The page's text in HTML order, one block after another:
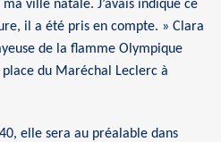
ville natale. J’avais indiqué ce
il a été pris en compte. » Clara
de la flamme Olympique
place du Maréchal Leclerc à
elle sera au préalable dans